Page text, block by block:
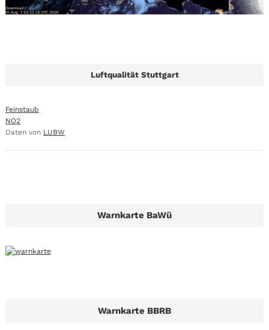
Luftqualität Stuttgart
Feinstaub
NO2
Daten von LUBW
Warnkarte BaWü
Warnkarte BBRB